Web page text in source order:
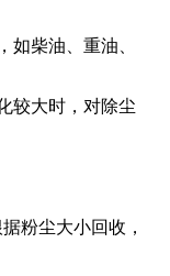
如柴油、重油、
较大时，对除尘
粉尘大小回收，